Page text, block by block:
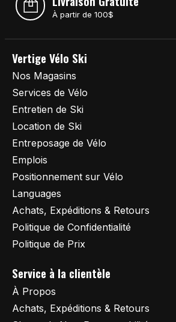
À partir de 100$
Vertige Vélo Ski
Nos Magasins
Services de Vélo
Entretien de Ski
Location de Ski
Entreposage de Vélo
Emplois
Positionnement sur Vélo
Languages
Achats, Expéditions & Retours
Politique de Confidentialité
Politique de Prix
Service à la clientèle
À Propos
Achats, Expéditions & Retours